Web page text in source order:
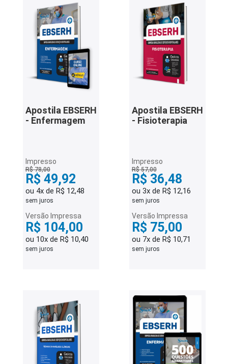
Apostila EBSERH
- Enfermagem
Impresso
R$ 78,00
R$ 49,92
ou 4x de R$ 12,48
sem juros
Versão Impressa
R$ 104,00
ou 10x de R$ 10,40
sem juros
Apostila EBSERH
- Fisioterapia
Impresso
R$ 57,00
R$ 36,48
ou 3x de R$ 12,16
sem juros
Versão Impressa
R$ 75,00
ou 7x de R$ 10,71
sem juros